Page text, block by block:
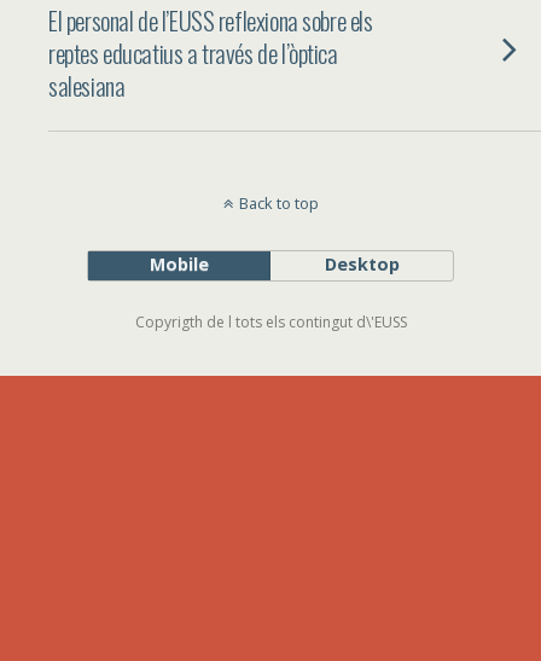
El personal de l’EUSS reflexiona sobre els
reptes educatius a través de l’òptica
salesiana
Back to top
Mobile Desktop
Copyrigth de l tots els contingut d\'EUSS